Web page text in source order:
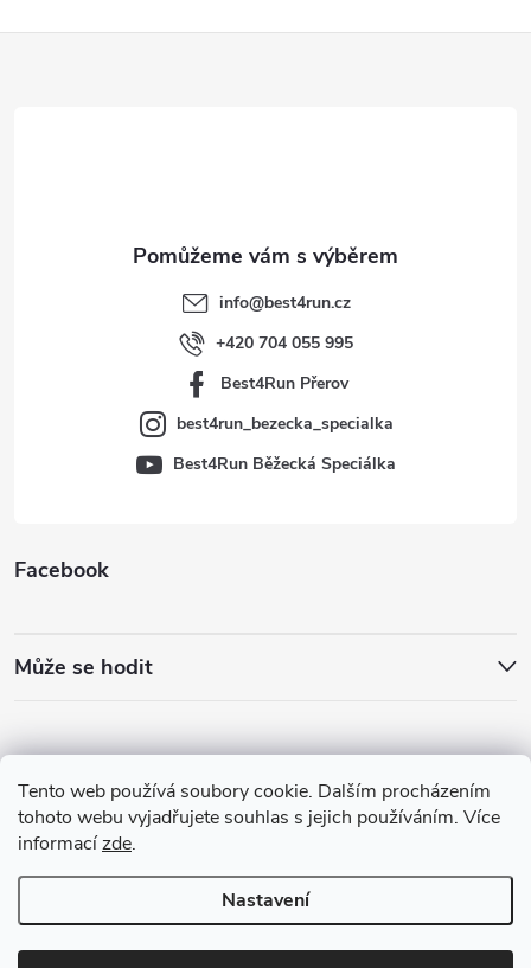
Tento web používá soubory cookie. Dalším procházením
tohoto webu vyjadřujete souhlas s jejich používáním. Více
informacízde.
Nastavení
Facebook
Může se hodit
info@best4run.cz
+420 704 055 995
Best4Run Přerov
best4run_bezecka_specialka
Best4Run Běžecká Speciálka
Copyright 2026Best4Run Běžecká speciálka. Všechna práva vyhrazena.